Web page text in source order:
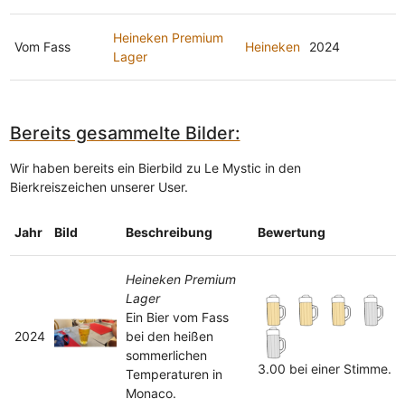
Vom Fass
Heineken Premium
Lager
Heineken 2024
Bereits gesammelte Bilder:
Wir haben bereits ein Bierbild zu Le Mystic in den
Bierkreiszeichen unserer User.
Jahr Bild Beschreibung Bewertung
2024
Heineken Premium
Lager
Ein Bier vom Fass
bei den heißen
sommerlichen
Temperaturen in
Monaco.
3.00 bei einer Stimme.